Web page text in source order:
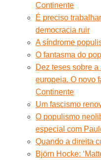
Continente
É preciso
democracia ruir
A síndrome
O fantasma do
Dez teses sobre
europeia. O novo
Continente
Um fascismo
O populismo
especial com
Quando a direita
Björn Hocke: